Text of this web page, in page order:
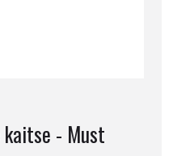
kaitse - Must